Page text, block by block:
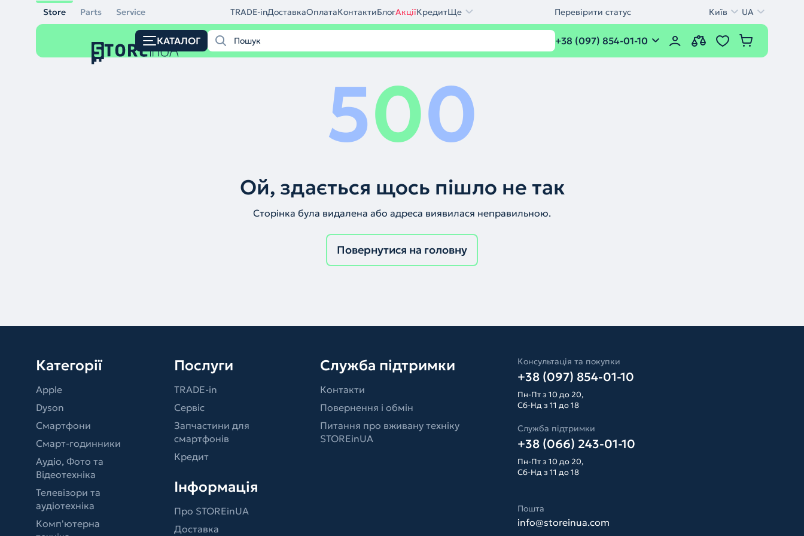
Store Parts Service TRADE-inДоставкаОплатаКонтактиБлогАкціїКредитЩе Перевірити статус Київ UA
КАТАЛОГ +38 (097) 854-01-10
500
Ой, здається щось пішло не так
Сторінка була видалена або адреса виявилася неправильною.
Повернутися на головну
Категорії
Apple
Dyson
Смартфони
Смарт-годинники
Аудіо, Фото та
Відеотехніка
Телевізори та
аудіотехніка
Комп'ютерна
Послуги
TRADE-in
Сервіс
Запчастини для
смартфонів
Кредит
Інформація
Про STOREinUA
Доставка
Служба підтримки
Контакти
Повернення і обмін
Питання про вживану техніку
STOREinUA
Консультація та покупки
+38 (097) 854-01-10
Пн-Пт з 10 до 20,
Сб-Нд з 11 до 18
Служба підтримки
+38 (066) 243-01-10
Пн-Пт з 10 до 20,
Сб-Нд з 11 до 18
Пошта
info@storeinua.com